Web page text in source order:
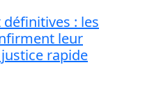
: les
leur
rapide